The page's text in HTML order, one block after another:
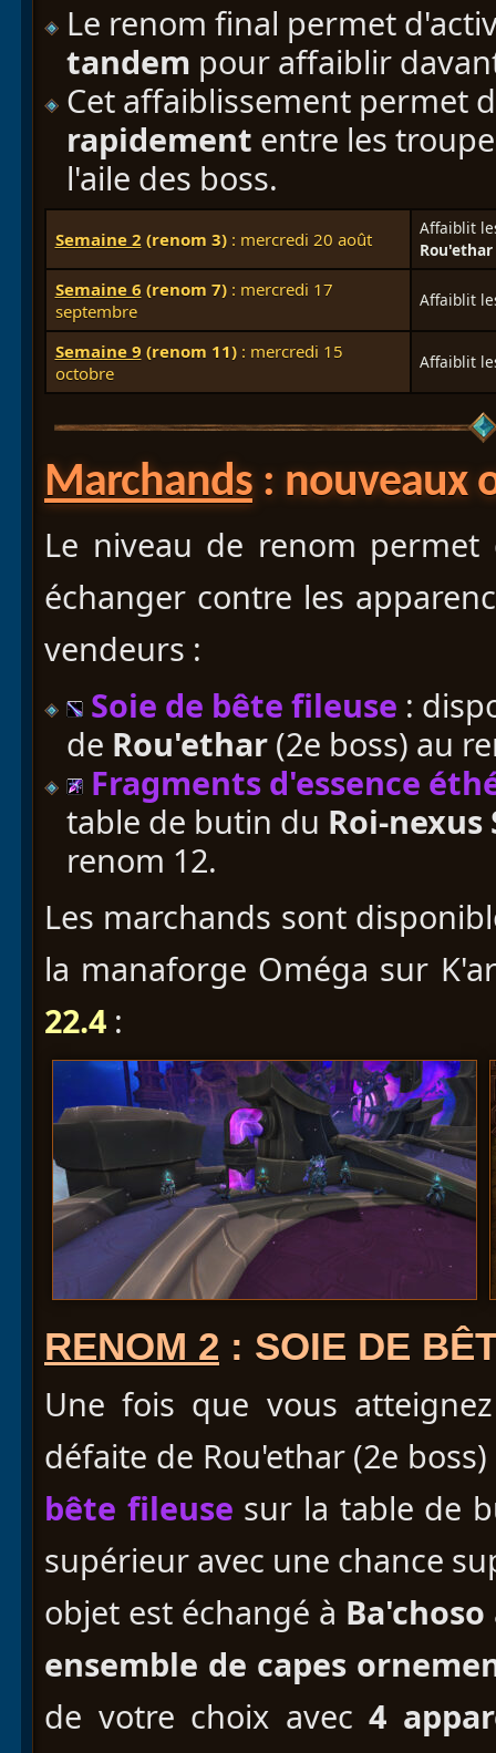
Le renom final permet
tandem pour affaiblir
Cet affaiblissement permet
rapidement entre les
l'aile des boss.
Semaine 2 (renom 3): mercredi 20 août
Affaiblit
Rou'ethar
Semaine 6 (renom 7) : mercredi 17
septembre
Affaiblit
Semaine 9 (renom 11) : mercredi 15
octobre
Affaiblit
Marchands: nouveaux
Le niveau de renom
échanger contre les
vendeurs :
Soie de bête fileuse :
de Rou'ethar (2e boss) au
Fragments d'essence
table de butin du Roi-
renom 12.
Les marchands sont
la manaforge Oméga sur
22.4 :
RENOM 2 : SOIE DE
Une fois que vous
défaite de Rou'ethar (2e
bête fileuse sur la table de
supérieur avec une chance
objet est échangé à Ba'choso
ensemble de capes
de votre choix avec4